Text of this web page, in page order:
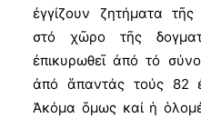
ἐγγίζουν ζητήματα
στό χῶρο τῆς
ἐπικυρωθεῖ ἀπό τό
ἀπό ἅπαντάς τούς 82
Ἀκόμα ὅμως καί ἡ